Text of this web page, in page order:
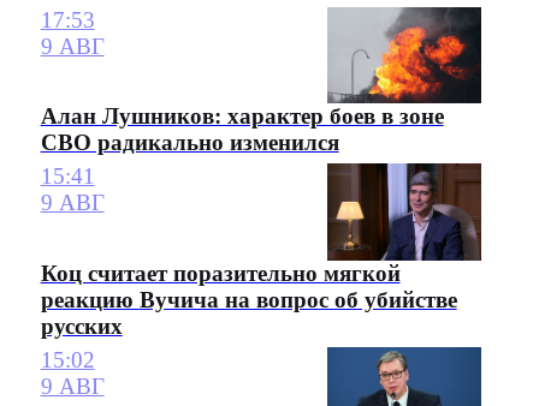
17:53
9 АВГ
Алан Лушников: характер боев в зоне
СВО радикально изменился
15:41
9 АВГ
Коц считает поразительно мягкой
реакцию Вучича на вопрос об убийстве
русских
15:02
9 АВГ